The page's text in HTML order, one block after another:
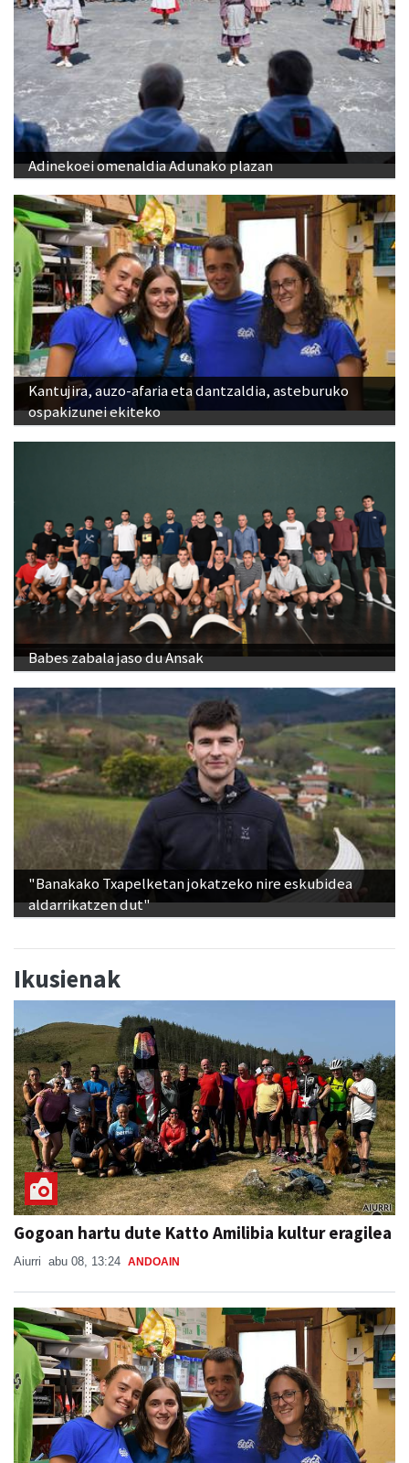
Adinekoei omenaldia Adunako plazan
Kantujira, auzo-afaria eta dantzaldia, asteburuko
ospakizunei ekiteko
Babes zabala jaso du Ansak
"Banakako Txapelketan jokatzeko nire eskubidea
aldarrikatzen dut"
Ikusienak
Gogoan hartu dute Katto Amilibia kultur eragilea
Aiurri abu 08, 13:24 ANDOAIN